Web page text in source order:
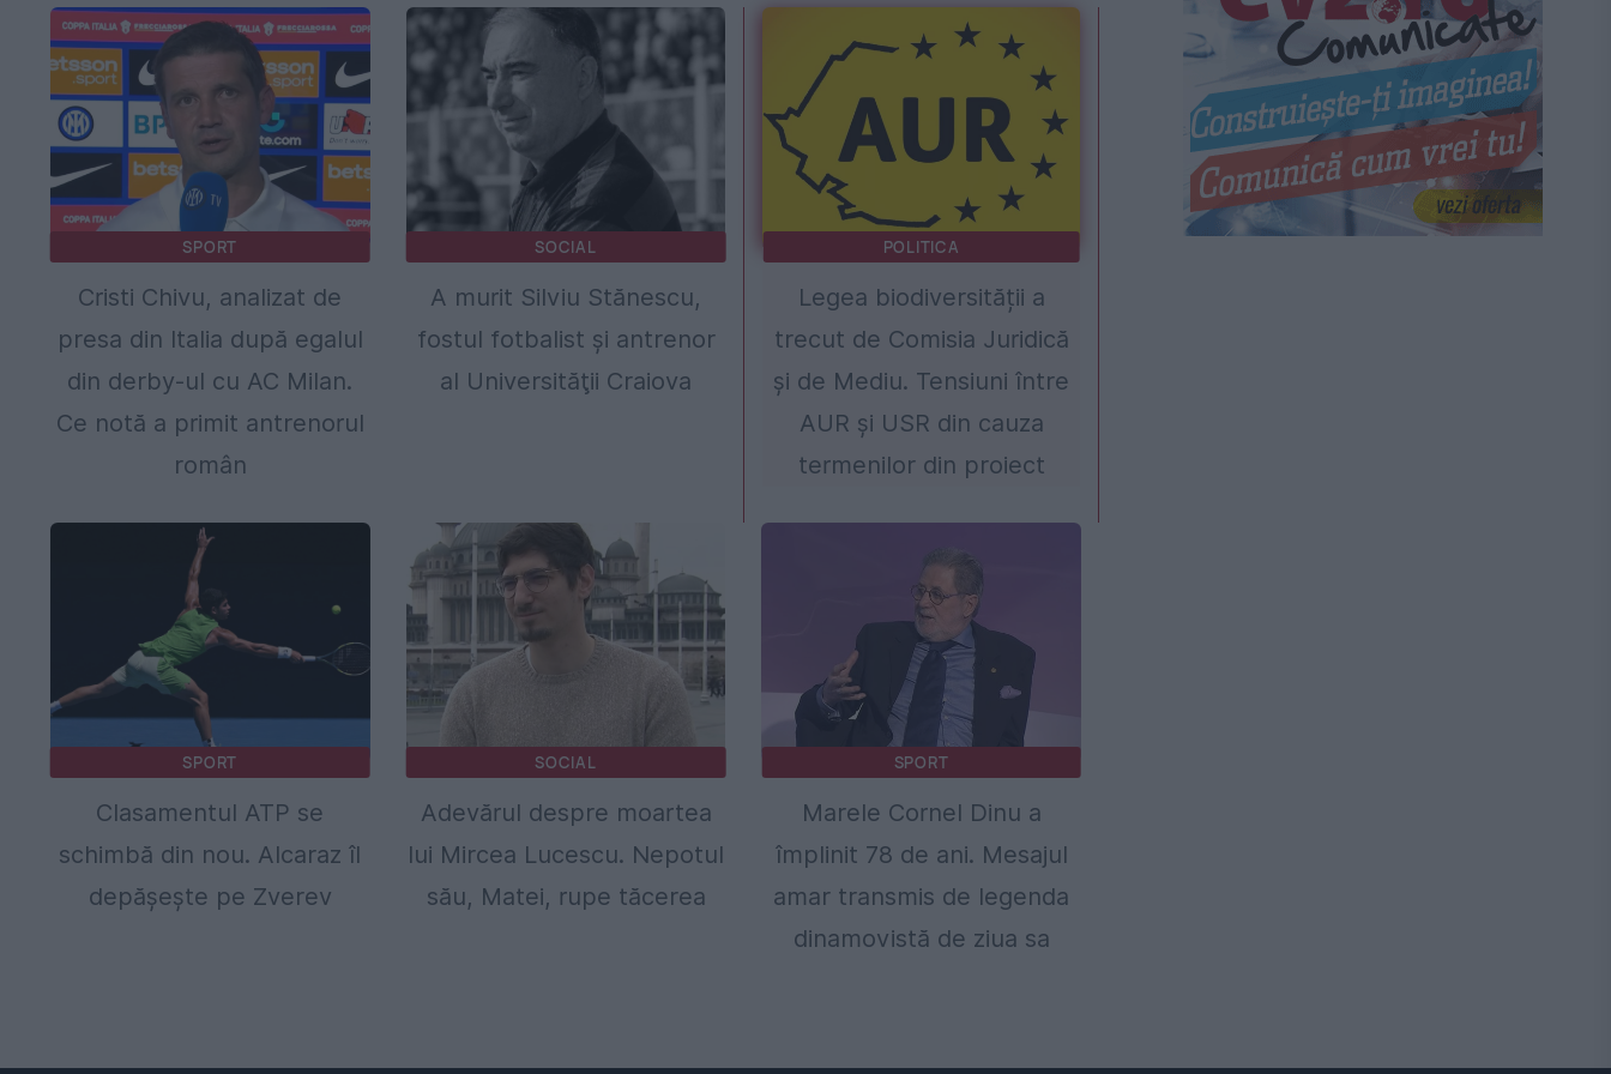
SPORT
Cristi Chivu, analizat de
presa din Italia după egalul
din derby-ul cu AC Milan.
Ce notă a primit antrenorul
român
SOCIAL
A murit Silviu Stănescu,
fostul fotbalist şi antrenor
al Universităţii Craiova
POLITICA
Legea biodiversității a
trecut de Comisia Juridică
și de Mediu. Tensiuni între
AUR și USR din cauza
termenilor din proiect
SPORT
Clasamentul ATP se
schimbă din nou. Alcaraz îl
depășește pe Zverev
SOCIAL
Adevărul despre moartea
lui Mircea Lucescu. Nepotul
său, Matei, rupe tăcerea
SPORT
Marele Cornel Dinu a
împlinit 78 de ani. Mesajul
amar transmis de legenda
dinamovistă de ziua sa